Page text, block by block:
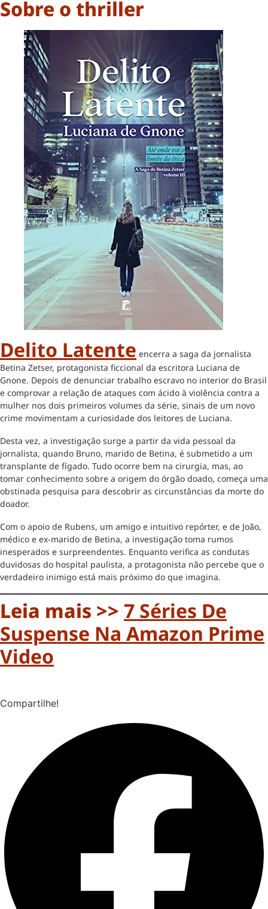
Sobre o thriller
Delito Latente encerra a saga da jornalista
Betina Zetser, protagonista ficcional da escritora Luciana de
Gnone. Depois de denunciar trabalho escravo no interior do Brasil
e comprovar a relação de ataques com ácido à violência contra a
mulher nos dois primeiros volumes da série, sinais de um novo
crime movimentam a curiosidade dos leitores de Luciana.
Desta vez, a investigação surge a partir da vida pessoal da
jornalista, quando Bruno, marido de Betina, é submetido a um
transplante de fígado. Tudo ocorre bem na cirurgia, mas, ao
tomar conhecimento sobre a origem do órgão doado, começa uma
obstinada pesquisa para descobrir as circunstâncias da morte do
doador.
Com o apoio de Rubens, um amigo e intuitivo repórter, e de João,
médico e ex-marido de Betina, a investigação toma rumos
inesperados e surpreendentes. Enquanto verifica as condutas
duvidosas do hospital paulista, a protagonista não percebe que o
verdadeiro inimigo está mais próximo do que imagina.
Leia mais >> 7 Séries De
Suspense Na Amazon Prime
Video
Compartilhe!